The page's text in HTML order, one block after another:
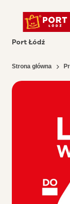
Port Łódź
Strona główna